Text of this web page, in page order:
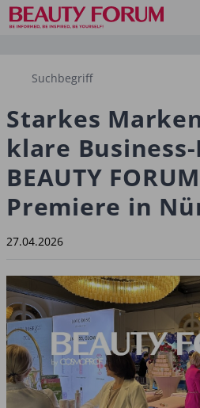
Starkes
klare
BEAUTY
Premiere in
27.04.2026